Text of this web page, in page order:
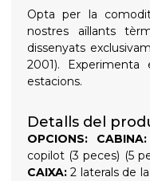
Opta per la
nostres aïllants
dissenyats
2001).
estacions.
Detalls del
OPCIONS: CABINA:
copilot (3 peces) (5
CAIXA: 2 laterals de